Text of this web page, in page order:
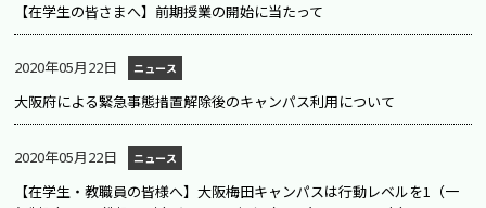
【在学生の皆さまへ】前期授業の開始に当たって
2020年05月22日 ニュース
大阪府による緊急事態措置解除後のキャンパス利用について
2020年05月22日 ニュース
【在学生・教職員の皆様へ】大阪梅田キャンパスは行動レベルを1（一